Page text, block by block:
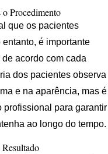
Procedimento
que os pacientes
é importante
acordo com cada
dos pacientes observa
e na aparência, mas é
profissional para garantir
ao longo do tempo.